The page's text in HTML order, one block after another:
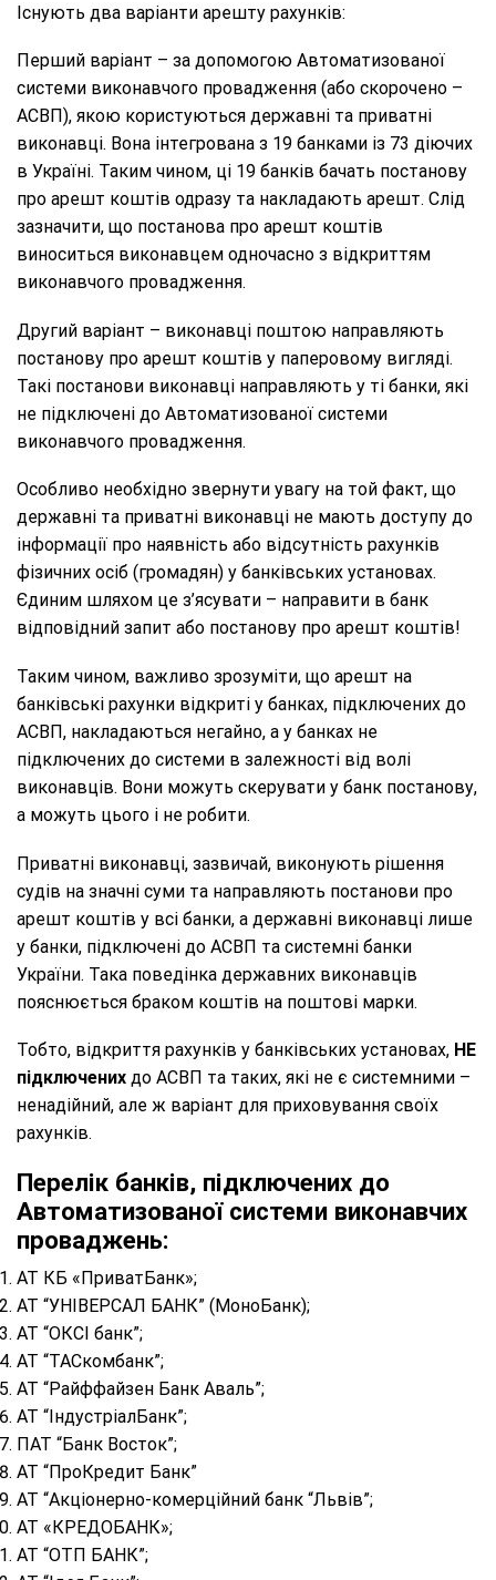
Існують два варіанти арешту рахунків:
Перший варіант – за допомогою Автоматизованої
системи виконавчого провадження (або скорочено –
АСВП), якою користуються державні та приватні
виконавці. Вона інтегрована з 19 банками із 73 діючих
в Україні. Таким чином, ці 19 банків бачать постанову
про арешт коштів одразу та накладають арешт. Слід
зазначити, що постанова про арешт коштів
виноситься виконавцем одночасно з відкриттям
виконавчого провадження.
Другий варіант – виконавці поштою направляють
постанову про арешт коштів у паперовому вигляді.
Такі постанови виконавці направляють у ті банки, які
не підключені до Автоматизованої системи
виконавчого провадження.
Особливо необхідно звернути увагу на той факт, що
державні та приватні виконавці не мають доступу до
інформації про наявність або відсутність рахунків
фізичних осіб (громадян) у банківських установах.
Єдиним шляхом це з’ясувати – направити в банк
відповідний запит або постанову про арешт коштів!
Таким чином, важливо зрозуміти, що арешт на
банківські рахунки відкриті у банках, підключених до
АСВП, накладаються негайно, а у банках не
підключених до системи в залежності від волі
виконавців. Вони можуть скерувати у банк постанову,
а можуть цього і не робити.
Приватні виконавці, зазвичай, виконують рішення
судів на значні суми та направляють постанови про
арешт коштів у всі банки, а державні виконавці лише
у банки, підключені до АСВП та системні банки
України. Така поведінка державних виконавців
пояснюється браком коштів на поштові марки.
Тобто, відкриття рахунків у банківських установах, НЕ
підключених до АСВП та таких, які не є системними –
ненадійний, але ж варіант для приховування своїх
рахунків.
Перелік банків, підключених до
Автоматизованої системи виконавчих
проваджень:
АТ КБ «ПриватБанк»;
АТ “УНІВЕРСАЛ БАНК” (МоноБанк);
АТ “ОКСІ банк”;
АТ “ТАСкомбанк”;
АТ “Райффайзен Банк Аваль”;
АТ “ІндустріалБанк”;
ПАТ “Банк Восток”;
АТ “ПроКредит Банк”
АТ “Акціонерно-комерційний банк “Львів”;
АТ «КРЕДОБАНК»;
АТ “ОТП БАНК”;